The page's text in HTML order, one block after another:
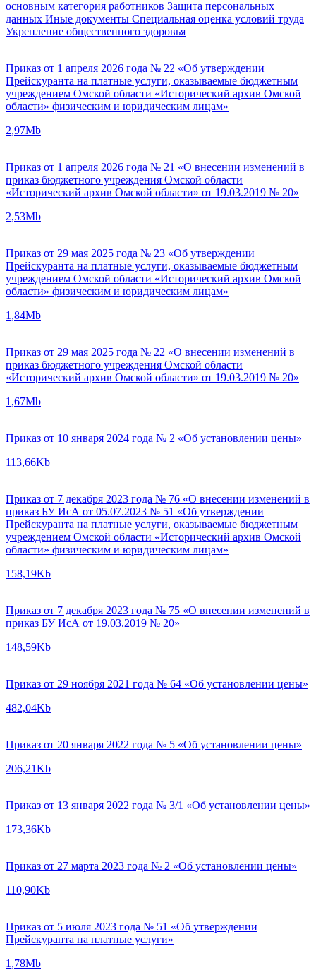
основным категория работников Защита персональных
данных Иные документы Специальная оценка условий труда
Укрепление общественного здоровья
Приказ от 1 апреля 2026 года № 22 «Об утверждении
Прейскуранта на платные услуги, оказываемые бюджетным
учреждением Омской области «Исторический архив Омской
области» физическим и юридическим лицам»
2,97Mb
Приказ от 1 апреля 2026 года № 21 «О внесении изменений в
приказ бюджетного учреждения Омской области
«Исторический архив Омской области» от 19.03.2019 № 20»
2,53Mb
Приказ от 29 мая 2025 года № 23 «Об утверждении
Прейскуранта на платные услуги, оказываемые бюджетным
учреждением Омской области «Исторический архив Омской
области» физическим и юридическим лицам»
1,84Mb
Приказ от 29 мая 2025 года № 22 «О внесении изменений в
приказ бюджетного учреждения Омской области
«Исторический архив Омской области» от 19.03.2019 № 20»
1,67Mb
Приказ от 10 января 2024 года № 2 «Об установлении цены»
113,66Kb
Приказ от 7 декабря 2023 года № 76 «О внесении изменений в
приказ БУ ИсА от 05.07.2023 № 51 «Об утверждении
Прейскуранта на платные услуги, оказываемые бюджетным
учреждением Омской области «Исторический архив Омской
области» физическим и юридическим лицам»
158,19Kb
Приказ от 7 декабря 2023 года № 75 «О внесении изменений в
приказ БУ ИсА от 19.03.2019 № 20»
148,59Kb
Приказ от 29 ноября 2021 года № 64 «Об установлении цены»
482,04Kb
Приказ от 20 января 2022 года № 5 «Об установлении цены»
206,21Kb
Приказ от 13 января 2022 года № 3/1 «Об установлении цены»
173,36Kb
Приказ от 27 марта 2023 года № 2 «Об установлении цены»
110,90Kb
Приказ от 5 июля 2023 года № 51 «Об утверждении
Прейскуранта на платные услуги»
1,78Mb